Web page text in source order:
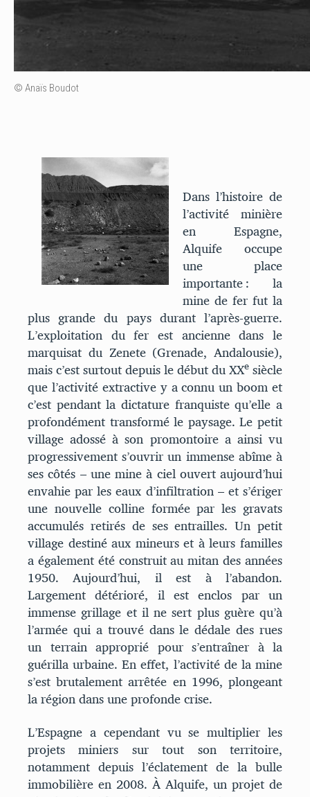
© Anaïs Boudot
Dans l’histoire de
l’activité minière
en Espagne,
Alquife occupe
une place
importante : la
mine de fer fut la
plus grande du pays durant l’après-guerre.
L’exploitation du fer est ancienne dans le
marquisat du Zenete (Grenade, Andalousie),
mais c’est surtout depuis le début du XXe siècle
que l’activité extractive y a connu un boom et
c’est pendant la dictature franquiste qu’elle a
profondément transformé le paysage. Le petit
village adossé à son promontoire a ainsi vu
progressivement s’ouvrir un immense abîme à
ses côtés – une mine à ciel ouvert aujourd’hui
envahie par les eaux d’infiltration – et s’ériger
une nouvelle colline formée par les gravats
accumulés retirés de ses entrailles. Un petit
village destiné aux mineurs et à leurs familles
a également été construit au mitan des années
1950. Aujourd’hui, il est à l’abandon.
Largement détérioré, il est enclos par un
immense grillage et il ne sert plus guère qu’à
l’armée qui a trouvé dans le dédale des rues
un terrain approprié pour s’entraîner à la
guérilla urbaine. En effet, l’activité de la mine
s’est brutalement arrêtée en 1996, plongeant
la région dans une profonde crise.
L’Espagne a cependant vu se multiplier les
projets miniers sur tout son territoire,
notamment depuis l’éclatement de la bulle
immobilière en 2008. À Alquife, un projet de